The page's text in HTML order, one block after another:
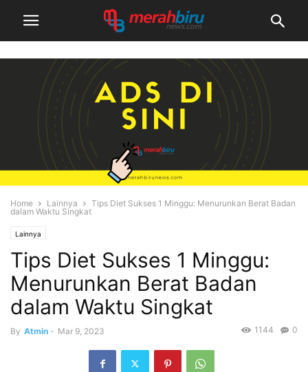
Home Lainnya
Tips Diet Sukses 1 Minggu: Menurunkan Berat Badan
dalam Waktu Singkat
Lainnya
Tips Diet Sukses 1 Minggu:
Menurunkan Berat Badan
dalam Waktu Singkat
By Atmin - Mar 9, 2023 0
1144